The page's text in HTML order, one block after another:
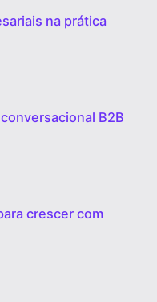
na prática
B2B
crescer com